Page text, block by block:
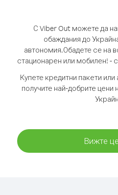
С Viber Out можете да
обаждания до
автономия.Обадете се на
стационарен или мобилен! -
Купете кредитни пакети
получите най-добрите
Вижте